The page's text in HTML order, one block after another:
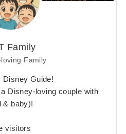
Family
Family
Disney Guide!
a Disney-loving couple with
& baby)!
visitors